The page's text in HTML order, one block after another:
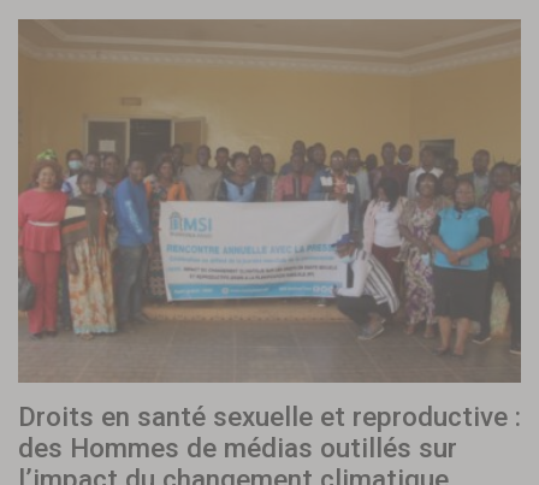
Droits en santé sexuelle et reproductive :
des Hommes de médias outillés sur
l’impact du changement climatique